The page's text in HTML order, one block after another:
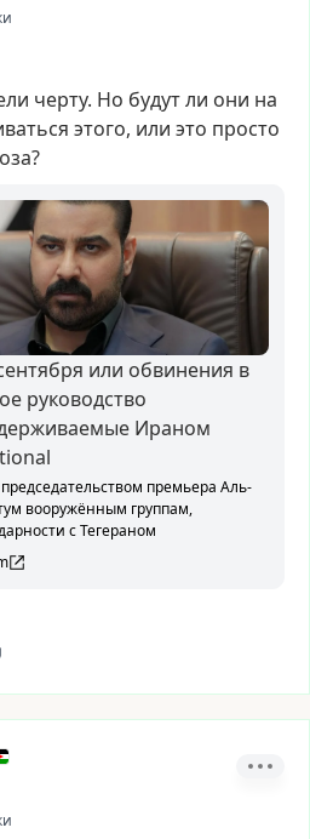
черту. Но будутли они на
этого, или это просто
или обвинения в
руководство
Ираном
премьера Аль-
вооружённым группам,
с Тегераном